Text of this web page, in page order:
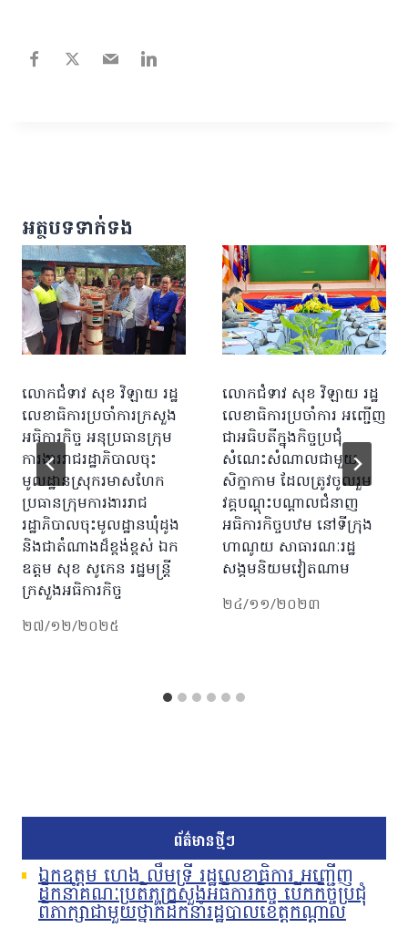
អត្ថបទទាក់ទង
លោកជំទាវ សុខ វិឡាយ រដ្ឋ
លេខាធិការប្រចាំការក្រសួង
អធិការកិច្ច អនុប្រធានក្រុម
ការងាររាជរដ្ឋាភិបាលចុះ
មូលដ្ឋានស្រុករមាសហែក
ប្រធានក្រុមការងាររាជ
រដ្ឋាភិបាលចុះមូលដ្ឋានឃុំដូង
និងជាតំណាងដ៏ខ្ពង់ខ្ពស់ ឯក
ឧត្តម សុខ សូកេន រដ្ឋមន្រ្តី
ក្រសួងអធិការកិច្ច
២៧/១២/២០២៥
លោកជំទាវ សុខ វិឡាយ រដ្ឋ
លេខាធិការប្រចាំការ អញ្ជើញ
ជាអធិបតីក្នុងកិច្ចប្រជុំ
សំណេះសំណាលជាមួយ
សិក្ខាកាម ដែលត្រូវចូលរួម
វគ្គបណ្តុះបណ្តាលជំនាញ
អធិការកិច្ចបឋម នៅទីក្រុង
ហាណូយ សាធារណៈរដ្ឋ
សង្គមនិយមវៀតណាម
២៤/១១/២០២៣
ព័ត៌មានថ្មីៗ
ឯកឧត្តម ហេង លឹមទ្រី រដ្ឋលេខាធិការ អញ្ជើញ
ដឹកនាំគណៈប្រតិភូក្រសួងអធិការកិច្ច បើកកិច្ចប្រជុំ
ពិភាក្សាជាមួយថ្នាក់ដឹកនាំរដ្ឋបាលខេត្តកណ្តាល